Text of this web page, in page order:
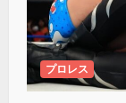
プロレス